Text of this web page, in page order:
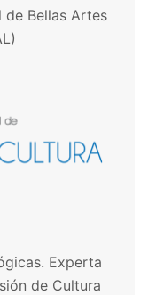
Bellas Artes
Experta
de Cultura